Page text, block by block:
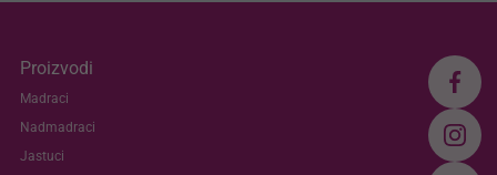
Proizvodi
Madraci
Nadmadraci
Jastuci